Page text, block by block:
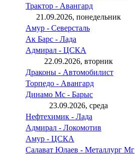
Трактор - Авангард
21.09.2026, понедельник
Амур - Северсталь
Ак Барс - Лада
Адмирал - ЦСКА
22.09.2026, вторник
Драконы - Автомобилист
Торпедо - Авангард
Динамо Мс - Барыс
23.09.2026, среда
Нефтехимик - Лада
Адмирал - Локомотив
Амур - ЦСКА
Салават Юлаев - Металлург Мг